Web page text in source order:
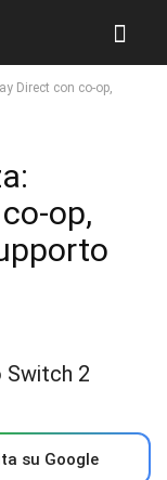
Direct con co-op,
op,
su Google